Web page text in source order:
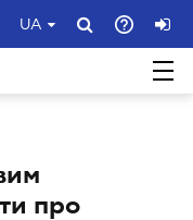
UA
про